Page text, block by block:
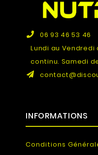
06 93 46 53 46
Lundi au Vendredi
continu. Samedi
INFORMATIONS
Conditions